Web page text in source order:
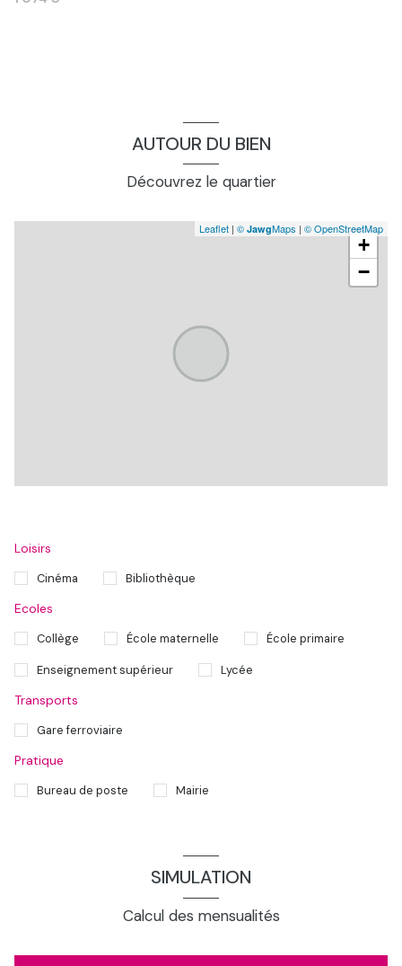
AUTOUR DU BIEN
Découvrez le quartier
+
−
Leaflet | © JawgMaps | © OpenStreetMap
Loisirs
Cinéma Bibliothèque
Ecoles
Collège École maternelle École primaire
Enseignement supérieur Lycée
Transports
Gare ferroviaire
Pratique
Bureau de poste Mairie
SIMULATION
Calcul des mensualités